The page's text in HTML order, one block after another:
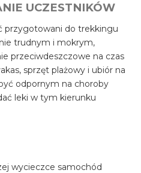
UCZESTNIKÓW
przygotowani do trekkingu
trudnym i mokrym,
przeciwdeszczowe na czas
sprzęt plażowy i ubiór na
odpornym na choroby
leki w tym kierunku
wycieczce samochód